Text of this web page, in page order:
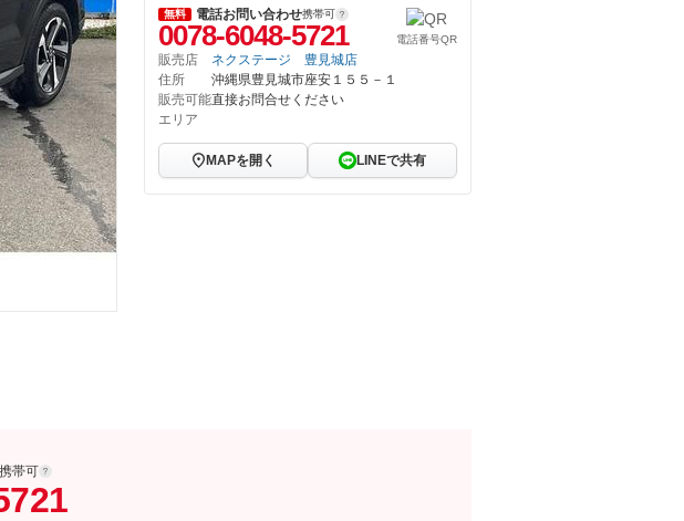
無料 電話お問い合わせ携帯可
0078-6048-5721 電話番号QR
販売店
ネクステージ 豊見城店
住所
沖縄県豊見城市座安１５５－１
販売可能
エリア
直接お問合せください
MAPを開く LINEで共有
携帯可